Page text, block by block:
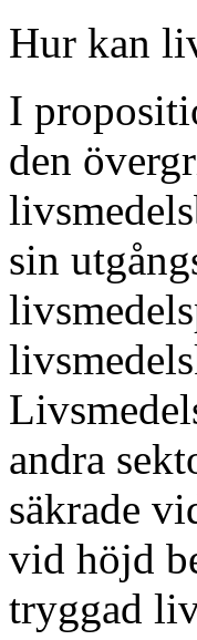
Hur kan
I
den
sin
andra
säkrade
vid höjd
tryggad